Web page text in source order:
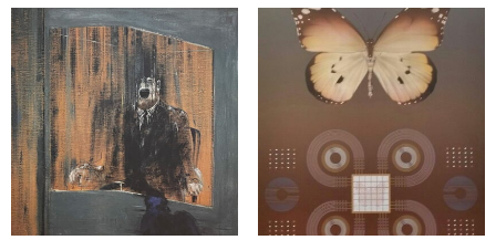
€ 269,00.€ 249,00.